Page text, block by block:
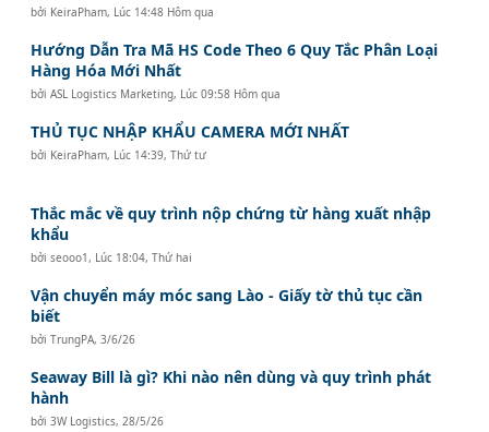
bởi KeiraPham, Lúc 14:48 Hôm qua
Hướng Dẫn Tra Mã HS Code Theo 6 Quy Tắc Phân Loại
Hàng Hóa Mới Nhất
bởiASL Logistics Marketing, Lúc 09:58 Hôm qua
THỦ TỤC NHẬP KHẨU CAMERA MỚI NHẤT
bởi KeiraPham, Lúc 14:39, Thứ tư
Thắc mắc về quy trình nộp chứng từ hàng xuất nhập
khẩu
bởiseooo1 , Lúc 18:04, Thứ hai
Vận chuyển máy móc sang Lào - Giấy tờ thủ tục cần
biết
bởiTrungPA,3/6/26
Seaway Bill là gì? Khi nào nên dùng và quy trình phát
hành
bởi3W Logistics, 28/5/26